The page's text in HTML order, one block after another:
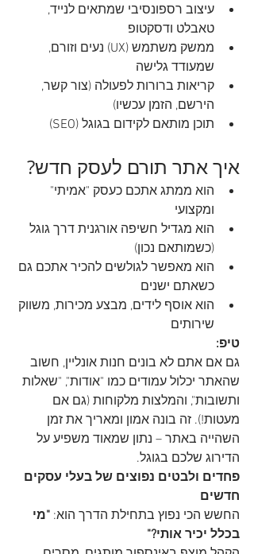
עיצוב רספונסיבי שמתאים לנייד,
טאבלט ודסקטופ
ממשק משתמש (UX) נעים וזורם,
שמעודד גלישה
קריאות ברורות לפעולה (צור קשר,
הירשם, הזמן עכשיו)
תוכן מותאם לקידום בגוגל (SEO)
איך אתר תורם לעסק חדש?
הוא ממתג אתכם כעסק "אמיתי"
ומקצועי
הוא מגדיל חשיפה אורגנית דרך גוגל
(כשמותאם נכון)
הוא מאפשר לגולשים להכיר אתכם גם
כשאתם ישנים
הוא אוסף לידים, מבצע מכירות, משווק
שירותים
טיפ:
גם אם אתם לא בונים חנות אונליין, חשוב
שהאתר יכלול עמודים כמו "אודות", "שאלות
ותשובות", והמלצות מלקוחות (גם אם
מעטות!). זה בונה אמון ומאריך את זמן
השהייה באתר – נתון שמאוד משפיע על
הדירוג שלכם בגוגל.
פחדים ולבטים נפוצים של בעלי עסקים
חדשים
החשש הכי נפוץ בתחילת הדרך הוא: "מי
בכלל יכיר אותי?"